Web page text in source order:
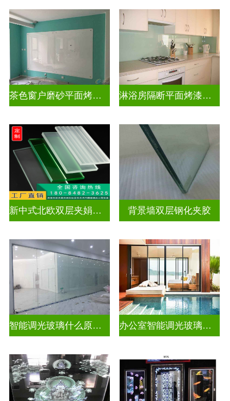
茶色窗户磨砂平面烤漆玻璃 淋浴房隔断平面烤漆玻璃
新中式北欧双层夹娟玻璃 背景墙双层钢化夹胶
智能调光玻璃什么原理好一点 办公室智能调光玻璃门图片